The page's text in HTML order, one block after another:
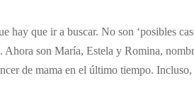
hay que ir a buscar. No son ‘posibles
son María, Estela y Romina,
de mama en el último tiempo.